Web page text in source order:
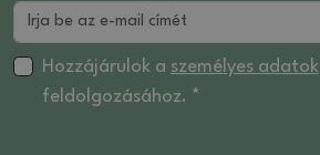
Hozzájárulok a személyes adatok
feldolgozásához. *